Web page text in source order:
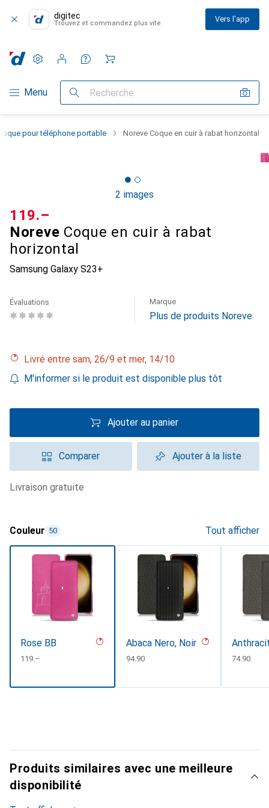
digitec
Trouvez et commandez plus vite Vers l'app
Navigation par catégorie
Menu Recherche
Paramètres
Compte client
Listes de comparaison
Listes d'envies
Panier
pour téléphone portable Noreve Coque en cuir à rabat horizontal
2 images
Noreve Coque en cuir à rabat
horizontal
Samsung Galaxy S23+
CHF
119.–
Évaluations Marque
Plus de produits Noreve
Livré entre sam, 26/9 et mer, 14/10
M'informer si le produit est disponible plus tôt
Ajouter au panier
Comparer Ajouter à la liste
livraison gratuite
Couleur 50 Tout afficher
Rose BB
CHF
119.–
Abaca Nero, Noir
CHF
94.90 CHF
74.90
Produits similaires avec une meilleure
disponibilité